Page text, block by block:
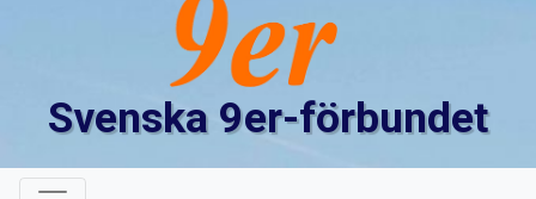
Svenska 9er-förbundet